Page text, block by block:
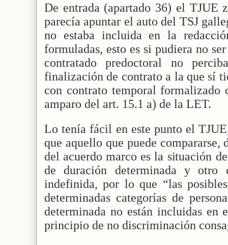
De entrada (apartado 36) el TJUE
parecía apuntar el auto del TSJ
no estaba incluida en la
formuladas, esto es si pudiera no
contratado predoctoral no
finalización de contrato a la que sí
con contrato temporal
amparo del art. 15.1 a) de la LET.
Lo tenía fácil en este punto el
que aquello que puede compararse,
del acuerdo marco es la situación
de duración determinada y otro
indefinida, por lo que “las
determinadas categorías de
determinada no están incluidas en
principio de no discriminación